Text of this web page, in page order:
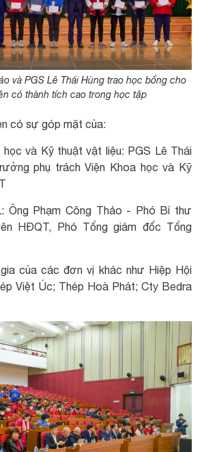
và PGS Lê Thái Hùng trao học bổng cho
có thành tích cao trong học tập
có sự góp mặt của:
học và Kỹ thuật vật liệu: PGS Lê Thái
phụ trách Viện Khoa học và Kỹ
Ông Phạm Công Thảo - Phó Bí thư
HĐQT, Phó Tổng giám đốc Tổng
của các đơn vị khác như Hiệp Hội
Việt Úc; Thép Hoà Phát; Cty Bedra